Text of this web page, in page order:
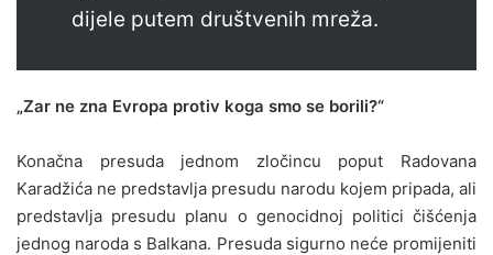
dijele putem društvenih mreža.
„Zar ne zna Evropa protiv koga smo se borili?“
Konačna presuda jednom zločincu poput Radovana
Karadžića ne predstavlja presudu narodu kojem pripada, ali
predstavlja presudu planu o genocidnoj politici čišćenja
jednog naroda s Balkana. Presuda sigurno neće promijeniti